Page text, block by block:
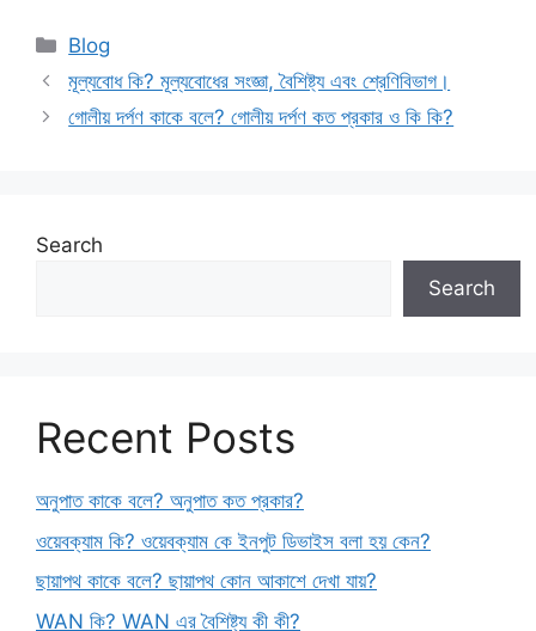
Categories
Blog
মূল্যবোধ কি? মূল্যবোধের সংজ্ঞা, বৈশিষ্ট্য এবং শ্রেণিবিভাগ।
গোলীয় দর্পণ কাকে বলে? গোলীয় দর্পণ কত প্রকার ও কি কি?
Search
Search
Recent Posts
অনুপাত কাকে বলে? অনুপাত কত প্রকার?
ওয়েবক্যাম কি? ওয়েবক্যাম কে ইনপুট ডিভাইস বলা হয় কেন?
ছায়াপথ কাকে বলে? ছায়াপথ কোন আকাশে দেখা যায়?
WAN কি? WAN এর বৈশিষ্ট্য কী কী?